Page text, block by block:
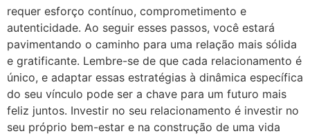
requer esforço contínuo, comprometimento e
autenticidade. Ao seguir esses passos, você estará
pavimentando o caminho para uma relação mais sólida
e gratificante. Lembre-se de que cada relacionamento é
único, e adaptar essas estratégias à dinâmica específica
do seu vínculo pode ser a chave para um futuro mais
feliz juntos. Investir no seu relacionamento é investir no
seu próprio bem-estar e na construção de uma vida